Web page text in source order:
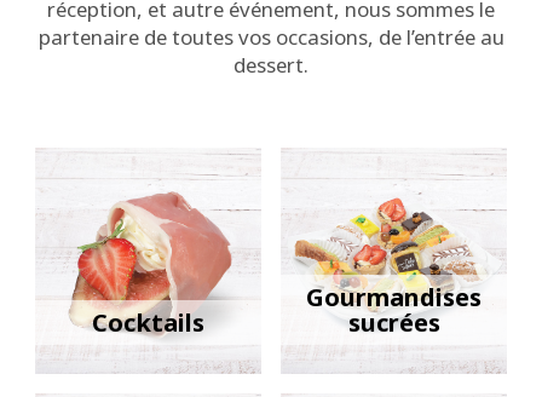
réception, et autre événement, nous sommes le
partenaire de toutes vos occasions, de l’entrée au
dessert.
Cocktails
Gourmandises
sucrées